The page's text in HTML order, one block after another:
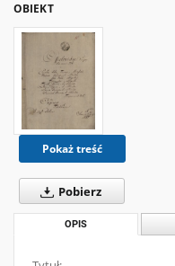
OBIEKT
Pokaż treść
Pobierz
OPIS